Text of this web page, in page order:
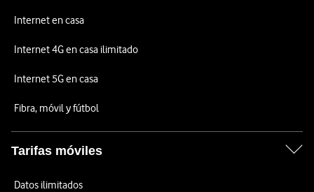
Internet en casa
Internet 4G en casa ilimitado
Internet 5G en casa
Fibra, móvil y fútbol
Tarifas móviles
Datos ilimitados